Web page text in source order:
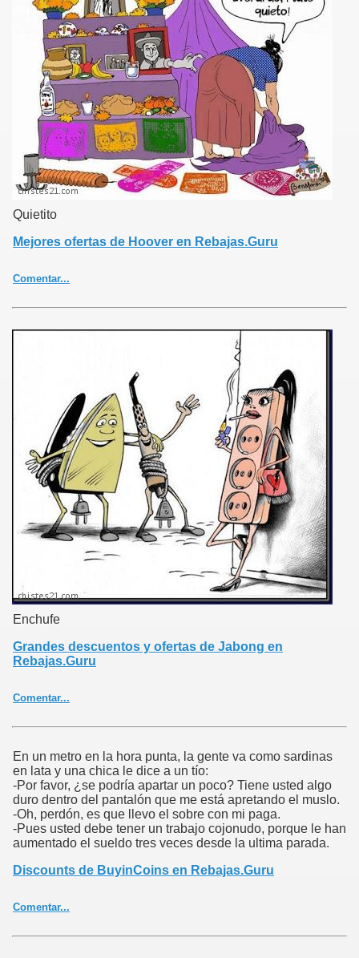
top:5px;}.ver3{text-align:left;padding-right:5px;}.tagcloud{font:bold
100% 'Verdana';text-align:center;padding-top:20px;padding-
bottom:20px;}.tagcloud a{color:#a0a0a0;text-
decoration:none;}.tf1{font-size:90%;}.tf2{font-size:125%;}.tf3{font-
size:160%;}.tf4{font-size:220%;}.tf5{font-size:300%;}
Quietito
Mejores ofertas de Hoover en Rebajas.Guru
Comentar...
Enchufe
Grandes descuentos y ofertas de Jabong en
Rebajas.Guru
Comentar...
En un metro en la hora punta, la gente va como sardinas
en lata y una chica le dice a un tío:
-Por favor, ¿se podría apartar un poco? Tiene usted algo
duro dentro del pantalón que me está apretando el muslo.
-Oh, perdón, es que llevo el sobre con mi paga.
-Pues usted debe tener un trabajo cojonudo, porque le han
aumentado el sueldo tres veces desde la ultima parada.
Discounts de BuyinCoins en Rebajas.Guru
Comentar...